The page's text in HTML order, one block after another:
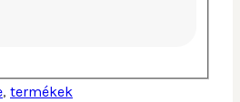
, termékek